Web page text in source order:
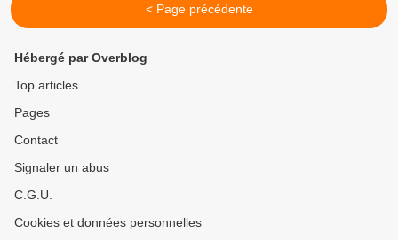
< Page précédente
Hébergé par Overblog
Top articles
Pages
Contact
Signaler un abus
C.G.U.
Cookies et données personnelles